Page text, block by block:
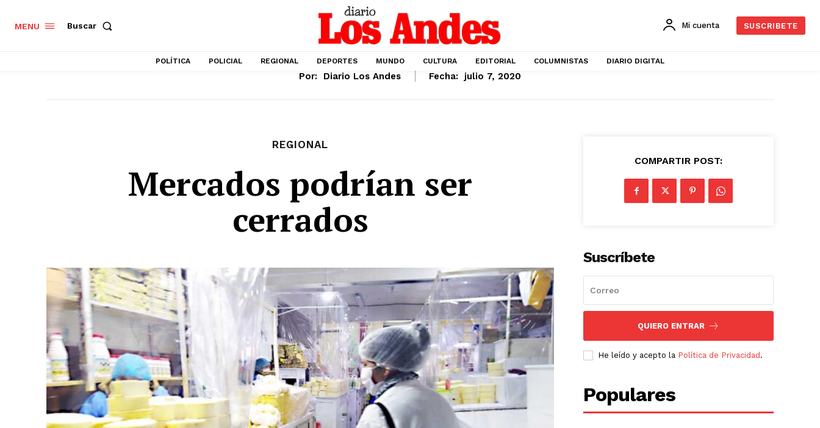
MENU Buscar Mi cuenta SUSCRIBETE
POLÍTICA POLICIAL REGIONAL DEPORTES MUNDO CULTURA EDITORIAL COLUMNISTAS DIARIO DIGITAL
Por: Diario Los Andes Fecha: julio 7, 2020
REGIONAL
Mercados podrían ser
cerrados
COMPARTIR POST:
Suscríbete
QUIERO ENTRAR
He leído y acepto la Política de Privacidad .
Populares